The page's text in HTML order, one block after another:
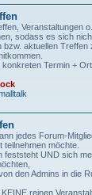
Veranstaltungen
sodass es sich
bzw. aktuellen
konkreten Termin +
jedes Forum-
teilnehmen möchte.
feststeht UND sich
den Admins in die
reinen